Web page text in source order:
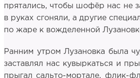
прятались, чтобы шофёр нас не
в руках сгоняли, а другие
по жаре к вожделенной
Ранним утром Лузановка была
заставлял нас кувыркаться и
прыгал сальто-мортале, флик-